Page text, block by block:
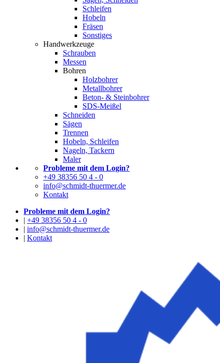
Schleifen
Hobeln
Fräsen
Sonstiges
Handwerkzeuge
Schrauben
Messen
Bohren
Holzbohrer
Metallbohrer
Beton- & Steinbohrer
SDS-Meißel
Schneiden
Sägen
Trennen
Hobeln, Schleifen
Nageln, Tackern
Maler
Probleme mit dem Login?
+49 38356 50 4 - 0
info@schmidt-thuermer.de
Kontakt
Probleme mit dem Login?
| +49 38356 50 4 - 0
| info@schmidt-thuermer.de
| Kontakt